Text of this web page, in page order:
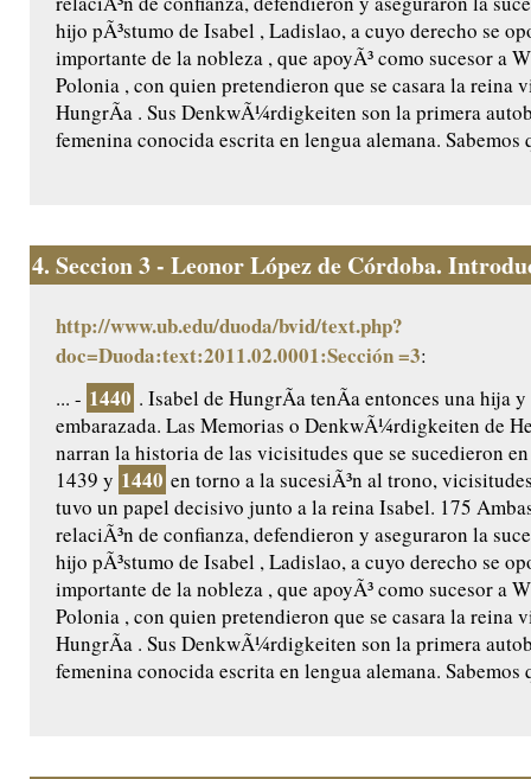
hijo pÃ³stumo de Isabel , Ladislao, a cuyo derecho se
importante de la nobleza , que apoyÃ³ como sucesor a
Polonia , con quien pretendieron que se casara la reina
HungrÃ­a . Sus DenkwÃ¼rdigkeiten son la primera
femenina conocida escrita en lengua alemana. Sabemos
4. Seccion 3 - Leonor López de Córdoba.
http://www.ub.edu/duoda/bvid/text.php?
doc=Duoda:text:2011.02.0001:Sección =3:
... - 1440 . Isabel de HungrÃ­a tenÃ­a entonces una hija y
embarazada. Las Memorias o DenkwÃ¼rdigkeiten de
narran la historia de las vicisitudes que se sucedieron
1439 y 1440 en torno a la sucesiÃ³n al trono,
tuvo un papel decisivo junto a la reina Isabel. 175
relaciÃ³n de confianza, defendieron y aseguraron la
hijo pÃ³stumo de Isabel , Ladislao, a cuyo derecho se
importante de la nobleza , que apoyÃ³ como sucesor a
Polonia , con quien pretendieron que se casara la reina
HungrÃ­a . Sus DenkwÃ¼rdigkeiten son la primera
femenina conocida escrita en lengua alemana. Sabemos